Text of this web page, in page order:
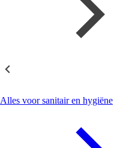
Alles voor sanitair en hygiëne